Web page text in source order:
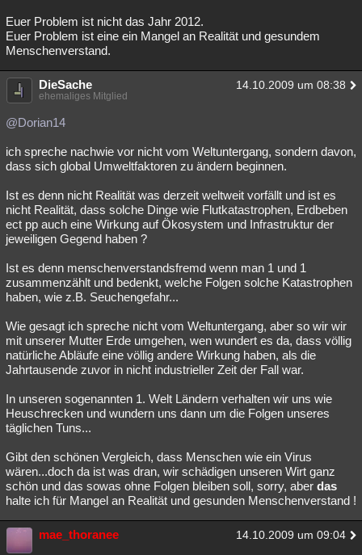
Euer Problem ist nicht das Jahr 2012.
Euer Problem ist eine ein Mangel an Realität und gesundem
Menschenverstand.
DieSache 14.10.2009 um 08:38
ehemaliges Mitglied
@Dorian14
ich spreche nachwie vor nicht vom Weltuntergang, sondern davon,
dass sich global Umweltfaktoren zu ändern beginnen.
Ist es denn nicht Realität was derzeit weltweit vorfällt und ist es
nicht Realität, dass solche Dinge wie Flutkatastrophen, Erdbeben
ect pp auch eine Wirkung auf Ökosystem und Infrastruktur der
jeweiligen Gegend haben ?
Ist es denn menschenverstandsfremd wenn man 1 und 1
zusammenzählt und bedenkt, welche Folgen solche Katastrophen
haben, wie z.B. Seuchengefahr...
Wie gesagt ich spreche nicht vom Weltuntergang, aber so wir wir
mit unserer Mutter Erde umgehen, wen wundert es da, dass völlig
natürliche Abläufe eine völlig andere Wirkung haben, als die
Jahrtausende zuvor in nicht industrieller Zeit der Fall war.
In unseren sogenannten 1. Welt Ländern verhalten wir uns wie
Heuschrecken und wundern uns dann um die Folgen unseres
täglichen Tuns...
Gibt den schönen Vergleich, dass Menschen wie ein Virus
wären...doch da ist was dran, wir schädigen unseren Wirt ganz
schön und das sowas ohne Folgen bleiben soll, sorry, aber das
halte ich für Mangel an Realität und gesunden Menschenverstand !
mae_thoranee 14.10.2009 um 09:04